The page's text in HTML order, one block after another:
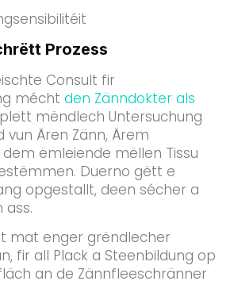
Prozess
Consult fir
mécht den Zänndokter als
mëndlech Untersuchung
vun Ären Zänn, Ärem
ëmleiende mëllen Tissu
Duerno gëtt e
opgestallt, deen sécher a
ass.
mat enger grëndlecher
fir all Plack a Steenbildung op
an de Zännfleeschränner